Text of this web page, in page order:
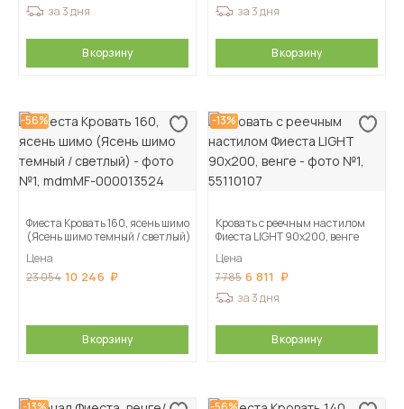
за 3 дня
В корзину
за 3 дня
В корзину
-56%
Фиеста Кровать 160, ясень шимо
(Ясень шимо темный / светлый)
Цена
23 054 10 246
В корзину
-13%
Кровать с реечным настилом
Фиеста LIGHT 90х200, венге
Цена
7 785 6 811
за 3 дня
В корзину